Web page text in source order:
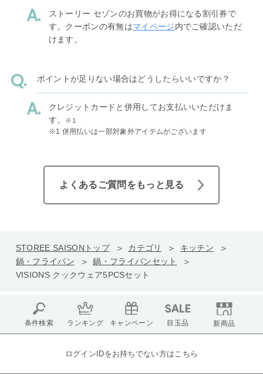
ストーリー セゾンのお買物がお得になる割引券で
す。クーポンの有無はマイページ内でご確認いただ
けます。
ポイントが足りない場合はどうしたらいいですか？
クレジットカードと併用してお支払いいただけま
す。
※1
※1 併用払いは一部対象外アイテムがございます
よくあるご質問をもっと見る
STOREE SAISONトップ カテゴリ
キッチン
鍋・フライパン
鍋・フライパンセット
VISIONS クックウェア5PCSセット
条件検索 ランキング キャンペーン 目玉品 新商品
ログインIDをお持ちでない方はこちら